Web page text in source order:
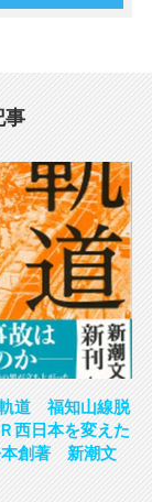
事
道 福知山線脱
西日本を変えた
本創著 新潮文